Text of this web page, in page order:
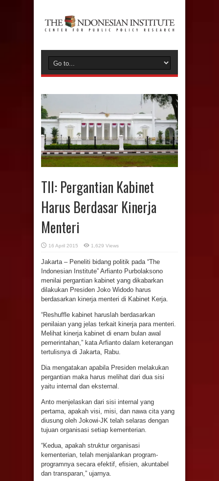
TII: Pergantian Kabinet
Harus Berdasar Kinerja
Menteri
16 April 2015 1,629 Views
Jakarta – Peneliti bidang politik pada “The
Indonesian Institute” Arfianto Purbolaksono
menilai pergantian kabinet yang dikabarkan
dilakukan Presiden Joko Widodo harus
berdasarkan kinerja menteri di Kabinet Kerja.
“Reshuffle kabinet haruslah berdasarkan
penilaian yang jelas terkait kinerja para menteri.
Melihat kinerja kabinet di enam bulan awal
pemerintahan,” kata Arfianto dalam keterangan
tertulisnya di Jakarta, Rabu.
Dia mengatakan apabila Presiden melakukan
pergantian maka harus melihat dari dua sisi
yaitu internal dan eksternal.
Anto menjelaskan dari sisi internal yang
pertama, apakah visi, misi, dan nawa cita yang
diusung oleh Jokowi-JK telah selaras dengan
tujuan organisasi setiap kementerian.
“Kedua, apakah struktur organisasi
kementerian, telah menjalankan program-
programnya secara efektif, efisien, akuntabel
dan transparan,” ujarnya.